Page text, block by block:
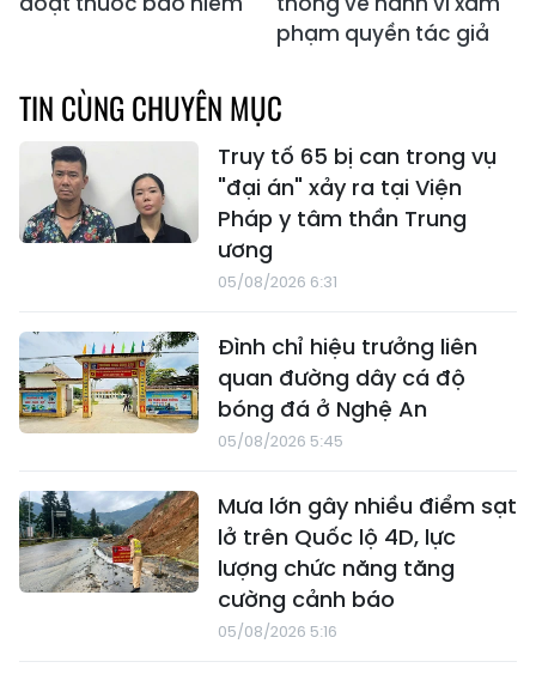
phạm quyền tác giả
TIN CÙNG CHUYÊN MỤC
Truy tố 65 bị can trong vụ
"đại án" xảy ra tại Viện
Pháp y tâm thần Trung
ương
05/08/2026 6:31
Đình chỉ hiệu trưởng liên
quan đường dây cá độ
bóng đá ở Nghệ An
05/08/2026 5:45
Mưa lớn gây nhiều điểm sạt
lở trên Quốc lộ 4D, lực
lượng chức năng tăng
cường cảnh báo
05/08/2026 5:16